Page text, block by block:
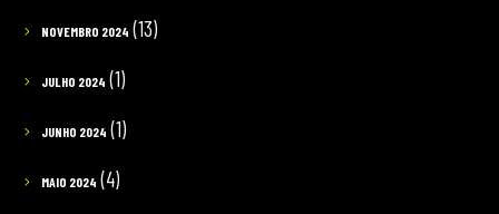
NOVEMBRO 2024 (13)
JULHO 2024 (1)
JUNHO 2024 (1)
MAIO 2024 (4)